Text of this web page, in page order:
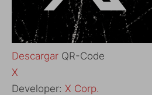
Descargar QR-Code
‎X
Developer: X Corp.